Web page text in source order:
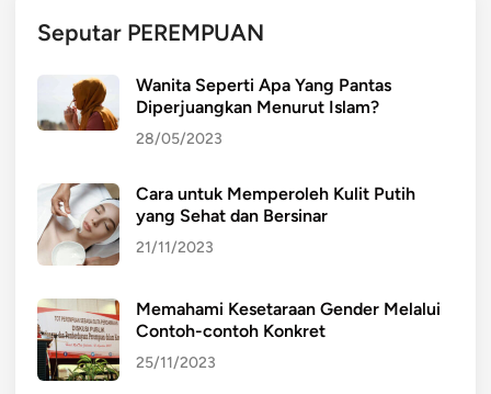
e
U
s
Seputar PEREMPUAN
Wanita Seperti Apa Yang Pantas
Diperjuangkan Menurut Islam?
28/05/2023
Cara untuk Memperoleh Kulit Putih
yang Sehat dan Bersinar
21/11/2023
Memahami Kesetaraan Gender Melalui
Contoh-contoh Konkret
25/11/2023